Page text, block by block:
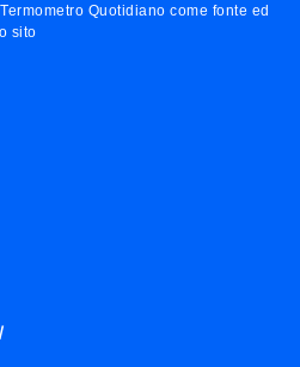
Quotidiano come fonte ed
sito